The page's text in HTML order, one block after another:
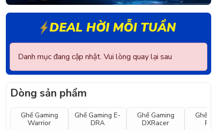
DEAL HỜI MỖI TUẦN
Danh mục đang cập nhật. Vui lòng quay lại sau
Dòng sản phẩm
Ghế Gaming
Warrior
Ghế Gaming E-
DRA
Ghế Gaming
DXRacer
Ghế